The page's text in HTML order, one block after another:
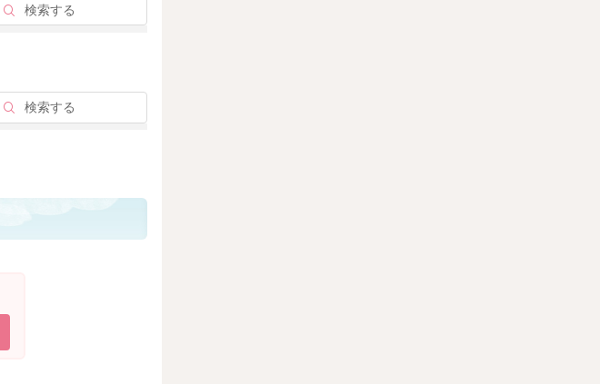
検索する
検索する